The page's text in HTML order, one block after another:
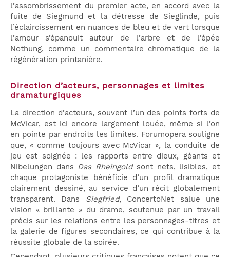
l’assombrissement du premier acte, en accord avec la
fuite de Siegmund et la détresse de Sieglinde, puis
l’éclaircissement en nuances de bleu et de vert lorsque
l’amour s’épanouit autour de l’arbre et de l’épée
Nothung, comme un commentaire chromatique de la
régénération printanière.
Direction d’acteurs, personnages et limites
dramaturgiques
La direction d’acteurs, souvent l’un des points forts de
McVicar, est ici encore largement louée, même si l’on
en pointe par endroits les limites. Forumopera souligne
que, « comme toujours avec McVicar », la conduite de
jeu est soignée : les rapports entre dieux, géants et
Nibelungen dans Das Rheingoldsont nets, lisibles, et
chaque protagoniste bénéficie d’un profil dramatique
clairement dessiné, au service d’un récit globalement
transparent. Dans Siegfried, ConcertoNet salue une
vision « brillante » du drame, soutenue par un travail
précis sur les relations entre les personnages-titres et
la galerie de figures secondaires, ce qui contribue à la
réussite globale de la soirée.